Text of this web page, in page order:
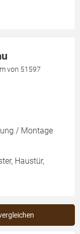
von 51597
/ Montage
Haustür,